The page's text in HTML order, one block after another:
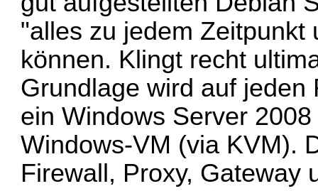
"alles zu jedem Zeitpunkt
können. Klingt recht
Grundlage wird auf
ein Windows Server
Windows-VM (via KVM).
Firewall, Proxy, Gateway